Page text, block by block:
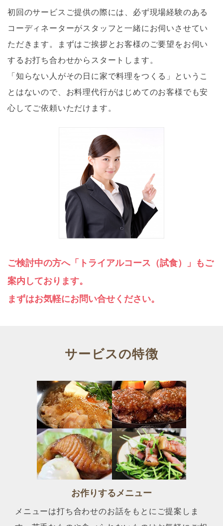
初回のサービスご提供の際には、必ず現場経験のある
コーディネーターがスタッフと一緒にお伺いさせてい
ただきます。まずはご挨拶とお客様のご要望をお伺い
するお打ち合わせからスタートします。
「知らない人がその日に家で料理をつくる」というこ
とはないので、お料理代行がはじめてのお客様でも安
心してご依頼いただけます。
ご検討中の方へ「トライアルコース（試食）」もご
案内しております。
まずはお気軽にお問い合せください。
サービスの特徴
お作りするメニュー
メニューは打ち合わせのお話をもとにご提案しま